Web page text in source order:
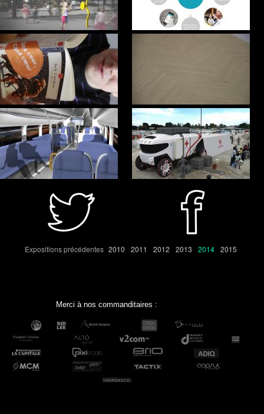
Expositions précédentes 2010 2011 2012 2013 2014 2015
Merci à nos commanditaires :